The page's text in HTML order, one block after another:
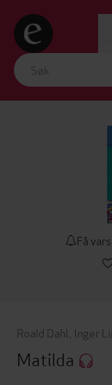
Få
Roald Dahl Inger
Matilda